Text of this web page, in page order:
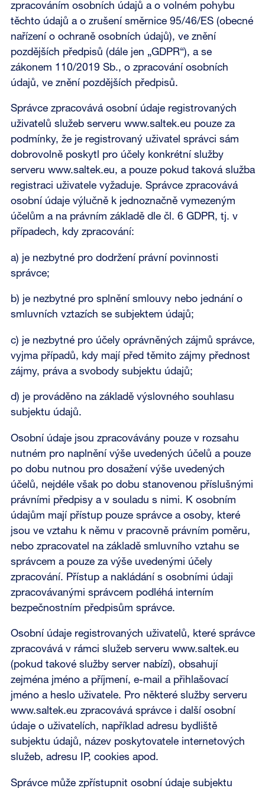
zpracováním osobních údajů a o volném pohybu
těchto údajů a o zrušení směrnice 95/46/ES (obecné
nařízení o ochraně osobních údajů), ve znění
pozdějších předpisů (dále jen „GDPR“), a se
zákonem 110/2019 Sb., o zpracování osobních
údajů, ve znění pozdějších předpisů.
Správce zpracovává osobní údaje registrovaných
uživatelů služeb serveru www.saltek.eu pouze za
podmínky, že je registrovaný uživatel správci sám
dobrovolně poskytl pro účely konkrétní služby
serveru www.saltek.eu, a pouze pokud taková služba
registraci uživatele vyžaduje. Správce zpracovává
osobní údaje výlučně k jednoznačně vymezeným
účelům a na právním základě dle čl. 6 GDPR, tj. v
případech, kdy zpracování:
a) je nezbytné pro dodržení právní povinnosti
správce;
b) je nezbytné pro splnění smlouvy nebo jednání o
smluvních vztazích se subjektem údajů;
c) je nezbytné pro účely oprávněných zájmů správce,
vyjma případů, kdy mají před těmito zájmy přednost
zájmy, práva a svobody subjektu údajů;
d) je prováděno na základě výslovného souhlasu
subjektu údajů.
Osobní údaje jsou zpracovávány pouze v rozsahu
nutném pro naplnění výše uvedených účelů a pouze
po dobu nutnou pro dosažení výše uvedených
účelů, nejdéle však po dobu stanovenou příslušnými
právními předpisy a v souladu s nimi. K osobním
údajům mají přístup pouze správce a osoby, které
jsou ve vztahu k němu v pracovně právním poměru,
nebo zpracovatel na základě smluvního vztahu se
správcem a pouze za výše uvedenými účely
zpracování. Přístup a nakládání s osobními údaji
zpracovávanými správcem podléhá interním
bezpečnostním předpisům správce.
Osobní údaje registrovaných uživatelů, které správce
zpracovává v rámci služeb serveru www.saltek.eu
(pokud takové služby server nabízí), obsahují
zejména jméno a příjmení, e-mail a přihlašovací
jméno a heslo uživatele. Pro některé služby serveru
www.saltek.eu zpracovává správce i další osobní
údaje o uživatelích, například adresu bydliště
subjektu údajů, název poskytovatele internetových
služeb, adresu IP, cookies apod.
Správce může zpřístupnit osobní údaje subjektu